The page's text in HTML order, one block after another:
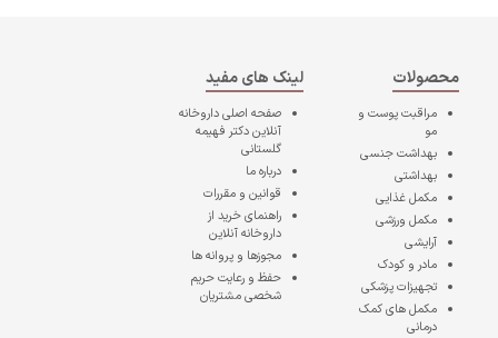
محصولات
مراقبت پوست و
مو
بهداشت جنسی
بهداشتی
مکمل غذایی
مکمل ورزشی
آرایشی
مادر و کودک
تجهیزات پزشکی
مکمل های کمک
درمانی
لینک های مفید
صفحه اصلیداروخانه
آنلاین دکتر فهیمه
گلستانی
درباره ما
قوانین و مقررات
راهنمای خرید از
داروخانه آنلاین
مجوزها و پروانه ها
حفظ و رعایت حریم
شخصی مشتریان